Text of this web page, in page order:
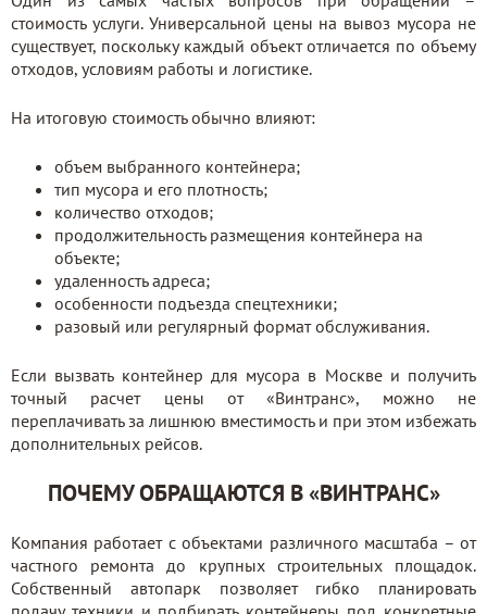
стоимость услуги. Универсальной цены на вывоз мусора не
существует, поскольку каждый объект отличается по объему
отходов, условиям работы и логистике.
На итоговую стоимость обычно влияют:
объем выбранного контейнера;
тип мусора и его плотность;
количество отходов;
продолжительность размещения контейнера на
объекте;
удаленность адреса;
особенности подъезда спецтехники;
разовый или регулярный формат обслуживания.
Если вызвать контейнер для мусора в Москве и получить
точный расчет цены от «Винтранс», можно не
переплачивать за лишнюю вместимость и при этом избежать
дополнительных рейсов.
ПОЧЕМУ ОБРАЩАЮТСЯ В «ВИНТРАНС»
Компания работает с объектами различного масштаба – от
частного ремонта до крупных строительных площадок.
Собственный автопарк позволяет гибко планировать